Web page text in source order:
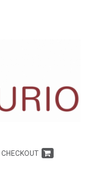
CHECKOUT